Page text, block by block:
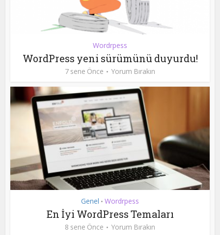
Wordrpess
WordPress yeni sürümünü duyurdu!
7 sene Önce Yorum Bırakın
Genel • Wordrpess
En İyi WordPress Temaları
8 sene Önce Yorum Bırakın